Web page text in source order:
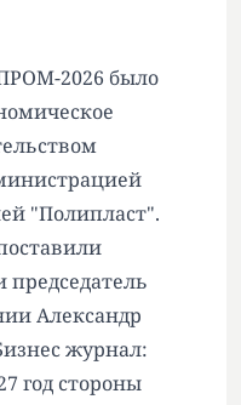
2026 было
"Полипласт".
председатель
Александр
журнал:
год стороны